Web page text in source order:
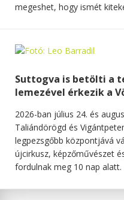
megeshet, hogy ismét
Suttogva is betölti a
lemezével érkezik a
2026-ban július 24. és
Taliándörögd és
legpezsgőbb központjává
újcirkusz, képzőművészet
fordulnak meg 10 nap alatt.